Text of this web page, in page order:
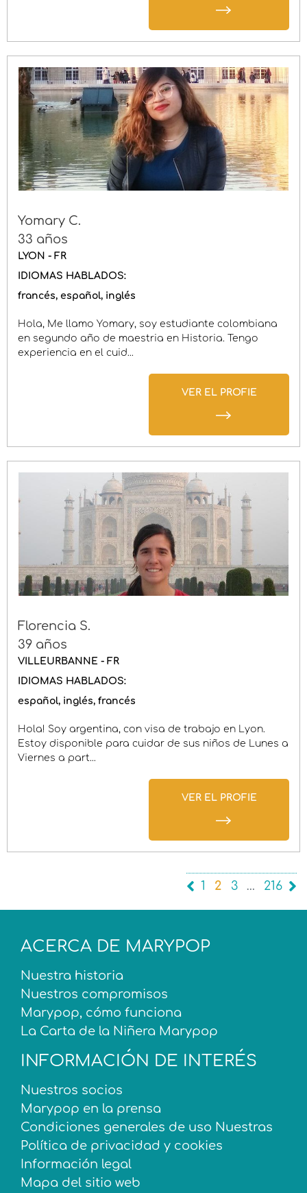
Yomary C.
33 años
LYON - FR
IDIOMAS HABLADOS:
francés español inglés
Hola, Me llamo Yomary, soy estudiante colombiana
en segundo año de maestria en Historia. Tengo
experiencia en el cuid...
Florencia S.
39 años
VILLEURBANNE - FR
IDIOMAS HABLADOS:
español inglés francés
Hola! Soy argentina, con visa de trabajo en Lyon.
Estoy disponible para cuidar de sus niños de Lunes a
Viernes a part...
1 2 3 … 216
ACERCA DE MARYPOP
Nuestra historia
Nuestros compromisos
Marypop, cómo funciona
La Carta de la Niñera Marypop
INFORMACIÓN DE INTERÉS
Nuestros socios
Marypop en la prensa
Condiciones generales de uso Nuestras
Política de privacidad y cookies
Información legal
Mapa del sitio web